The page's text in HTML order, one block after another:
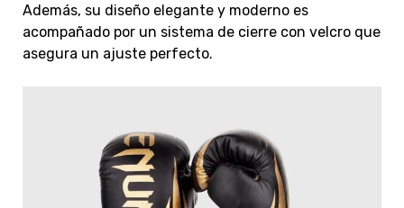
Además, su diseño elegante y moderno es
acompañado por un sistema de cierre con velcro que
asegura un ajuste perfecto.